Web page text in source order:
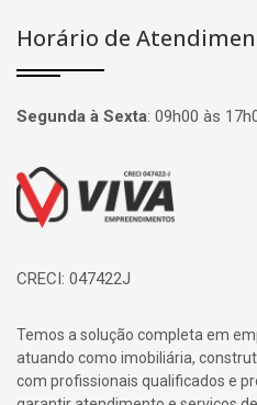
Horário de
Segunda à Sexta: 09h00 às
Página inicial
CRECI: 047422J
Temos a solução completa em
atuando como imobiliária,
com profissionais qualificados e